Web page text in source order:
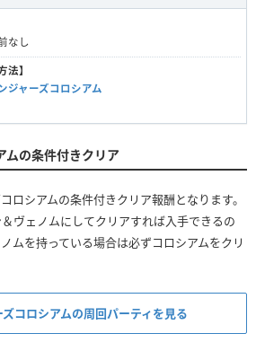
なし
法】
ジャーズコロシアム
ムの条件付きクリア
ロシアムの条件付きクリア報酬となります。
ヴェノムにしてクリアすれば入手できるの
ムを持っている場合は必ずコロシアムをクリ
コロシアムの周回パーティを見る